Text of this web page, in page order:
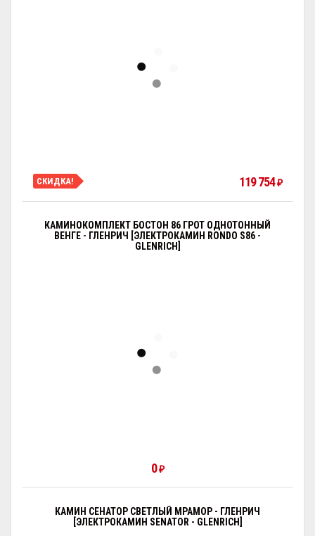
СКИДКА! 119 754₽
КАМИНОКОМПЛЕКТ БОСТОН 86 ГРОТ ОДНОТОННЫЙ
ВЕНГЕ - ГЛЕНРИЧ [ЭЛЕКТРОКАМИН RONDO S86 -
GLENRICH]
0₽
КАМИН СЕНАТОР СВЕТЛЫЙ МРАМОР - ГЛЕНРИЧ
[ЭЛЕКТРОКАМИН SENATOR - GLENRICH]